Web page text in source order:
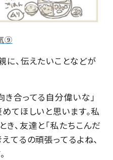
⑨
に、伝えたいことなどが
合ってる自分偉いな」
てほしいと思います。私
、友達と「私たちこんだ
てるの頑張ってるよね、